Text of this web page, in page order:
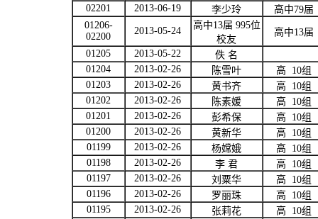
02201
2013-06-19 李少玲 高中79届
01206-
02200
2013-05-24
高中13届 995位
校友
高中13届
01205
2013-05-22 佚 名
01204
2013-02-26 陈雪叶 高 10组
01203
2013-02-26 黄书齐 高 10组
01202
2013-02-26 陈素媛 高 10组
01201
2013-02-26 彭希保 高 10组
01200
2013-02-26 黄新华 高 10组
01199
2013-02-26 杨嫦娥 高 10组
01198
2013-02-26 李 君 高 10组
01197
2013-02-26 刘粟华 高 10组
01196
2013-02-26 罗丽珠 高 10组
01195
2013-02-26 张莉花 高 10组